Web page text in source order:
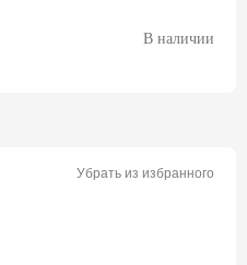
В наличии
Убрать из избранного